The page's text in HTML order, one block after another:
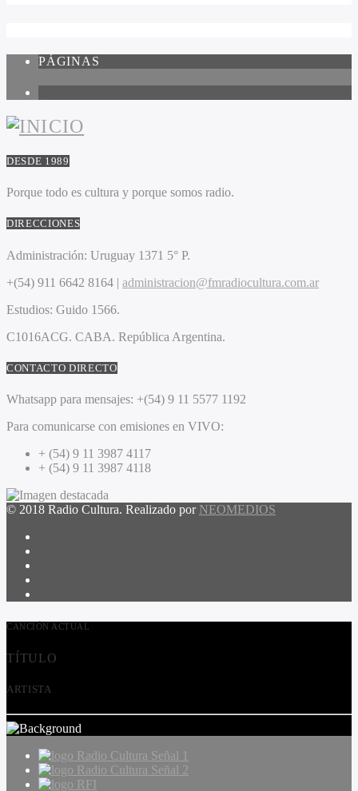
PÁGINAS
DESDE 1989
Porque todo es cultura y porque somos radio.
DIRECCIONES
Administración: Uruguay 1371 5° P.
+(54) 911 6642 8164 | administracion@fmradiocultura.com.ar
Estudios: Guido 1566.
C1016ACG. CABA. República Argentina.
CONTACTO DIRECTO
Whatsapp para mensajes: +(54) 9 11 5577 1192
Para comunicarse con emisiones en VIVO:
+ (54) 9 11 3987 4117
+ (54) 9 11 3987 4118
© 2018 Radio Cultura. Realizado por NEOMEDIOS
CANCIÓN ACTUAL
TÍTULO
ARTISTA
Radio Cultura Señal 1
Radio Cultura Señal 2
RFI